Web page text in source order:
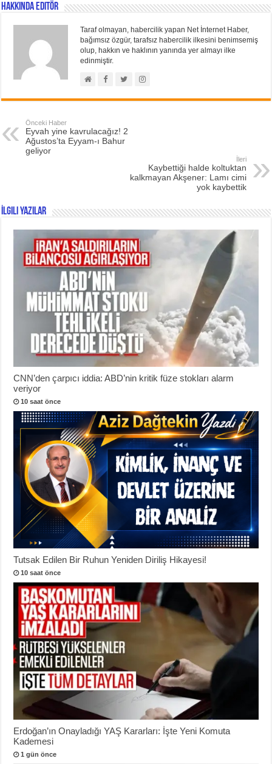
Hakkında Editör
Taraf olmayan, habercilik yapan Net İnternet Haber,
bağımsız özgür, tarafsız habercilik ilkesini benimsemiş
olup, hakkın ve haklının yanında yer almayı ilke
edinmiştir.
Önceki Haber
Eyvah yine kavrulacağız! 2
Ağustos’ta Eyyam-ı Bahur
geliyor
İleri
Kaybettiği halde koltuktan
kalkmayan Akşener: Lamı cimi
yok kaybettik
İlgili Yazılar
CNN’den çarpıcı iddia: ABD’nin kritik füze stokları alarm
veriyor
10 saat önce
Tutsak Edilen Bir Ruhun Yeniden Diriliş Hikayesi!
10 saat önce
Erdoğan’ın Onayladığı YAŞ Kararları: İşte Yeni Komuta
Kademesi
1 gün önce